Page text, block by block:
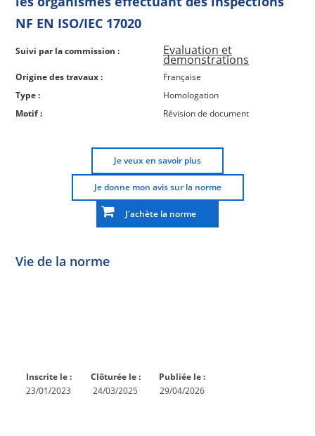
NF EN ISO/IEC 17020
Suivi par la commission : Evaluation et
demonstrations
Origine des travaux :
Française
Type :
Homologation
Motif :
Révision de document
Je veux en savoir plus
Je donne mon avis sur la norme
J'achète la norme
Vie de la norme
Inscrite le :
23/01/2023
Clôturée le :
24/03/2025
Publiée le :
29/04/2026